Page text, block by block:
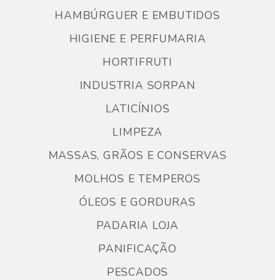
HAMBÚRGUER E EMBUTIDOS
HIGIENE E PERFUMARIA
HORTIFRUTI
INDUSTRIA SORPAN
LATICÍNIOS
LIMPEZA
MASSAS, GRÃOS E CONSERVAS
MOLHOS E TEMPEROS
ÓLEOS E GORDURAS
PADARIA LOJA
PANIFICAÇÃO
PESCADOS